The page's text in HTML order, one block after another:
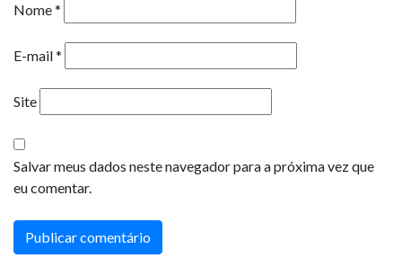
Nome*
E-mail*
Site
Salvar meus dados neste navegador para a próxima vez que
eu comentar.